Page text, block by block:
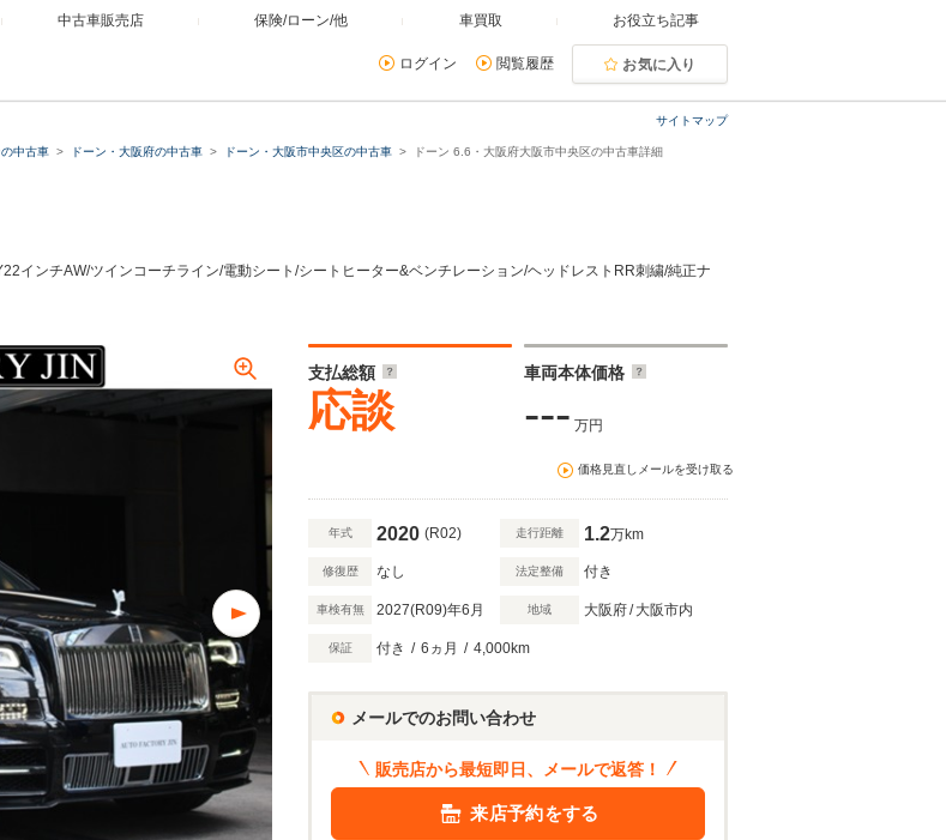
中古車販売店 保険/ローン/他 車買取 お役立ち記事
ログイン 閲覧履歴 お気に入り
サイトマップ
の中古車 ドーン・大阪府の中古車 ドーン・大阪市中央区の中古車 ドーン 6.6・大阪府大阪市中央区の中古車詳細
ンチAW/ツインコーチライン/電動シート/シートヒーター&ベンチレーション/ヘッドレストRR刺繍/純正ナ
支払総額
応談
車両本体価格
--- 万円
価格見直しメールを受け取る
年式 2020 (R02) 走行距離 1.2万km
修復歴 なし 法定整備 付き
車検有無 2027(R09)年6月 地域 大阪府/ 大阪市内
保証 付き / 6ヵ月 / 4,000km
メールでのお問い合わせ
販売店から最短即日、メールで返答！
来店予約をする